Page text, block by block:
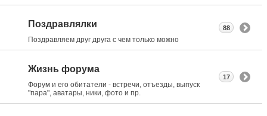
Поздравлялки
Поздравляем друг друга с чем только можно
88
Жизнь форума
Форум и его обитатели - встречи, отъезды, выпуск
"пара", аватары, ники, фото и пр.
17